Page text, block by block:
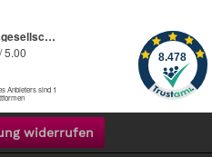
widerrufen